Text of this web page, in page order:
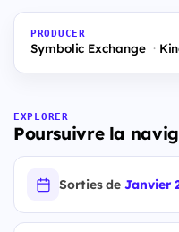
PRODUCER
Symbolic Exchange
EXPLORER
Poursuivre la
Sorties deJanvier